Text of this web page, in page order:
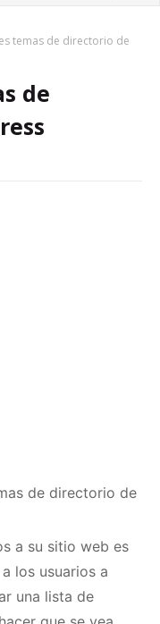
temas de directorio de
de
de directorio de
a su sitio web es
los usuarios a
una lista de